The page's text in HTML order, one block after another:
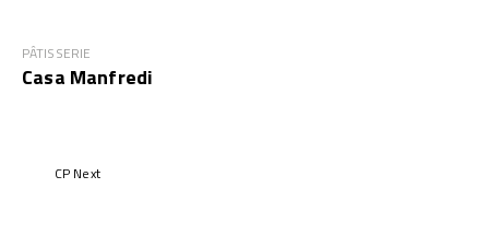
PÂTISSERIE
Casa Manfredi
CP Next